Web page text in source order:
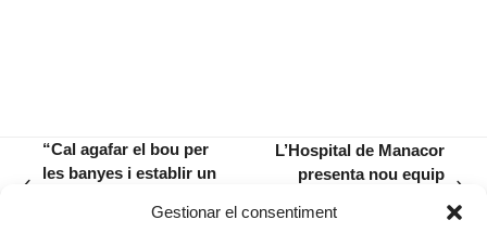
Gestionar el consentiment
“Cal agafar el bou per
les banyes i establir un
post:
L’Hospital de Manacor
presenta nou equip
Casas al capdavant